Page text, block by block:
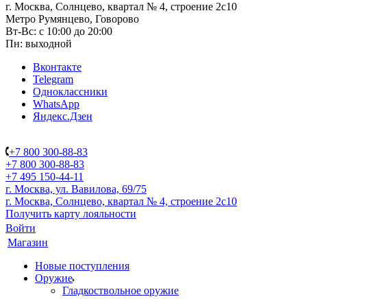
г. Москва, Солнцево, квартал № 4, строение 2с10
Метро Румянцево, Говорово
Вт-Вс: с 10:00 до 20:00
Пн: выходной
Вконтакте
Telegram
Одноклассники
WhatsApp
Яндекс.Дзен
+7 800 300-88-83
+7 800 300-88-83
+7 495 150-44-11
г. Москва, ул. Вавилова, 69/75
г. Москва, Солнцево, квартал № 4, строение 2с10
Получить карту лояльности
Войти
Магазин
Новые поступления
Оружие
Гладкоствольное оружие